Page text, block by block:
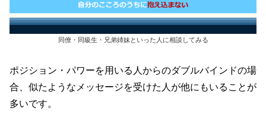
同僚・同級生・兄弟姉妹といった人に相談してみる
ポジション・パワーを用いる人からのダブルバインドの場
合、似たようなメッセージを受けた人が他にもいることが
多いです。